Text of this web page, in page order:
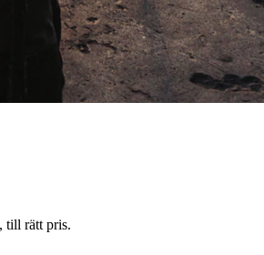
till rätt pris.